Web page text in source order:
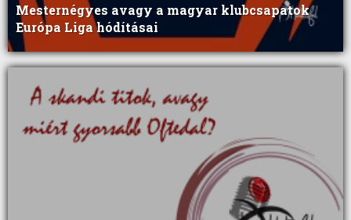
Mesternégyes avagy a magyar klubcsapatok
Európa Liga hódításai